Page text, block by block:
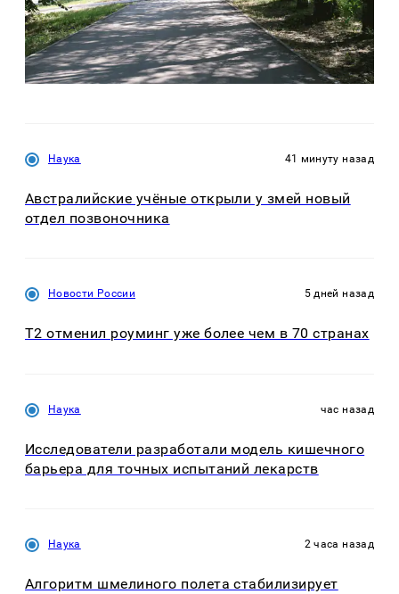
Наука 41 минуту назад
Австралийские учёные открыли у змей новый
отдел позвоночника
Новости России 5 дней назад
Т2 отменил роуминг уже более чем в 70 странах
Наука час назад
Исследователи разработали модель кишечного
барьера для точных испытаний лекарств
Наука 2 часа назад
Алгоритм шмелиного полета стабилизирует